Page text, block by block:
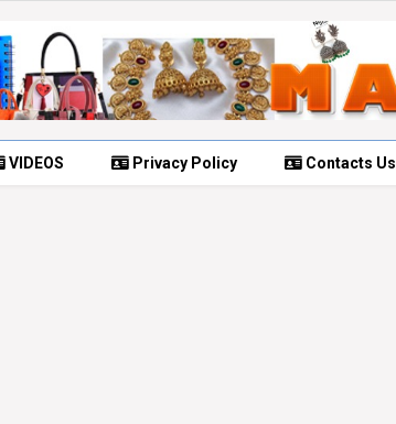
VIDEOS Privacy Policy Contacts Us